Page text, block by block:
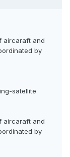
aircaraft and
by
satellite
aircaraft and
by